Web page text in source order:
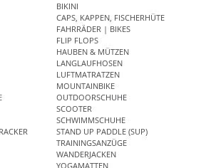
BIKINI
CAPS, KAPPEN, FISCHERHÜTE
FAHRRÄDER | BIKES
FLIP FLOPS
HAUBEN & MÜTZEN
LANGLAUFHOSEN
LUFTMATRATZEN
MOUNTAINBIKE
OUTDOORSCHUHE
SCOOTER
SCHWIMMSCHUHE
STAND UP PADDLE (SUP)
TRAININGSANZÜGE
WANDERJACKEN
YOGAMATTEN